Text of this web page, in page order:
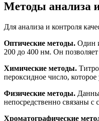
Методы анализа
Для анализа и контроля
Оптические методы. Один
200 до 400 нм. Он
Химические методы.
пероксидное число,
Физические методы.
непосредственно связаны с
Хроматографические